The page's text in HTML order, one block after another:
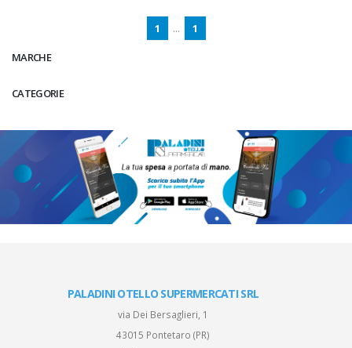
MARCHE
CATEGORIE
1 ... 1
PALADINI OTELLO SUPERMERCATI SRL
via Dei Bersaglieri, 1
43015 Pontetaro (PR)